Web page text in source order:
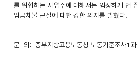
를 위협하는 사업주에 대해서는 엄정하게 법
임금체불 근절에 대한 강한 의지를 밝혔다.
문 의: 중부지방고용노동청 노동기준조사1